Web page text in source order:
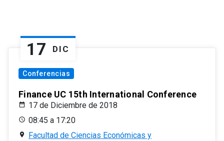
17 DIC
Conferencias
Finance UC 15th International Conference
17 de Diciembre de 2018
08:45 a 17:20
Facultad de Ciencias Económicas y